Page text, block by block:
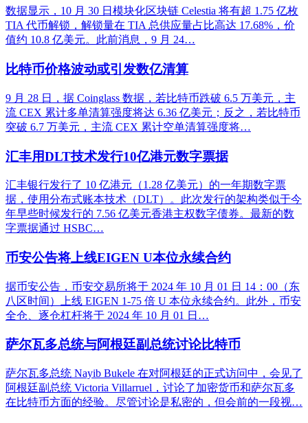
数据显示，10 月 30 日模块化区块链 Celestia 将有超 1.75 亿枚
TIA 代币解锁，解锁量在 TIA 总供应量占比高达 17.68%，价
值约 10.8 亿美元。此前消息，9 月 24…
比特币价格波动或引发数亿清算
9 月 28 日，据 Coinglass 数据，若比特币跌破 6.5 万美元，主
流 CEX 累计多单清算强度将达 6.36 亿美元；反之，若比特币
突破 6.7 万美元，主流 CEX 累计空单清算强度将…
汇丰用DLT技术发行10亿港元数字票据
汇丰银行发行了 10 亿港元（1.28 亿美元）的一年期数字票
据，使用分布式账本技术（DLT）。此次发行的架构类似于今
年早些时候发行的 7.56 亿美元香港主权数字债券。最新的数
字票据通过 HSBC…
币安公告将上线EIGEN U本位永续合约
据币安公告，币安交易所将于 2024 年 10 月 01 日 14：00（东
八区时间）上线 EIGEN 1-75 倍 U 本位永续合约。此外，币安
全仓、逐仓杠杆将于 2024 年 10 月 01 日…
萨尔瓦多总统与阿根廷副总统讨论比特币
萨尔瓦多总统 Nayib Bukele 在对阿根廷的正式访问中，会见了
阿根廷副总统 Victoria Villarruel，讨论了加密货币和萨尔瓦多
在比特币方面的经验。尽管讨论是私密的，但会前的一段视…